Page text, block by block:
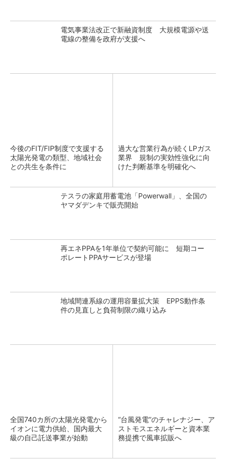
電気事業法改正で新融資制度 大規模電源や送
電線の整備を政府が支援へ
今後のFIT/FIP制度で支援する
太陽光発電の類型、地域社会
との共生を条件に
過大な営業行為が続くLPガス
業界 規制の実効性強化に向
けた判断基準を明確化へ
テスラの家庭用蓄電池「Powerwall」、全国の
ヤマダデンキで販売開始
再エネPPAを1年単位で契約可能に 短期コー
ポレートPPAサービスが登場
地域間連系線の運用容量拡大策 EPPS動作条
件の見直しと負荷制限の織り込み
全国740カ所の太陽光発電から
イオンに電力供給、国内最大
級の自己託送事業が始動
“台風発電”のチャレナジー、ア
ストモスエネルギーと資本業
務提携で風車拡販へ